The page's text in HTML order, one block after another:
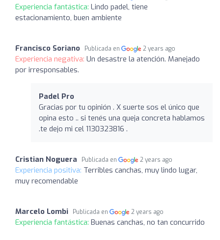
Experiencia fantástica: Lindo padel, tiene
estacionamiento, buen ambiente
Francisco Soriano Publicada en 2 years ago
Experiencia negativa: Un desastre la atención. Manejado
por irresponsables.
Padel Pro
Gracias por tu opinión . X suerte sos el único que
opina esto .. si tenés una queja concreta hablamos
.te dejo mi cel 1130323816 .
Cristian Noguera Publicada en 2 years ago
Experiencia positiva: Terribles canchas, muy lindo lugar,
muy recomendable
Marcelo Lombi Publicada en 2 years ago
Experiencia fantástica: Buenas canchas, no tan concurrido